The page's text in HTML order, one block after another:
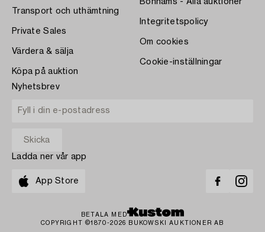
Transport och uthämtning
Private Sales
Värdera & sälja
Köpa på auktion
Bonhams - Alla auktioner
Integritetspolicy
Om cookies
Cookie-inställningar
Nyhetsbrev
Ladda ner vår app
App Store
BETALA MED
COPYRIGHT ©1870-2026 BUKOWSKI AUKTIONER AB